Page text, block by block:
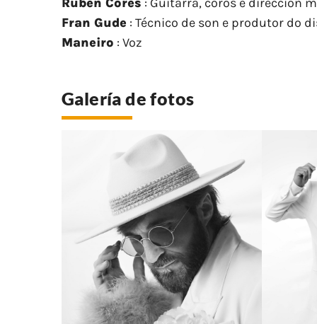
Fran Gude : Técnico de son e produtor do
Maneiro : Voz
Galería de fotos